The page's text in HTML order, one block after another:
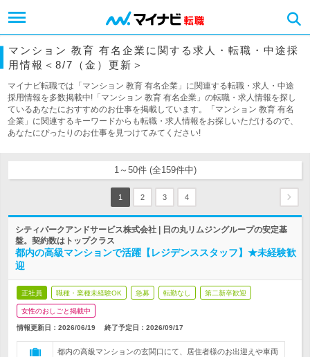
マンション 教育 有名企業に関する求人・転職・中途採
用情報＜8/7（金）更新＞
マイナビ転職では「マンション 教育 有名企業」に関連する転職・求人・中途
採用情報を多数掲載中!「マンション 教育 有名企業」の転職・求人情報を探し
ているあなたにおすすめのお仕事を掲載しています。「マンション 教育 有名
企業」に関連するキーワードからも転職・求人情報をお探しいただけるので、
あなたにぴったりのお仕事を見つけてみてください!
1～50件 (全159件中)
1 2 3 4
シティパークアンドサービス株式会社 | 日の丸リムジングループの安定基
盤。契約数はトップクラス
都内の高級マンションで活躍【レジデンススタッフ】★未経験歓
迎
正社員 職種・業種未経験OK 急募 転勤なし 第二新卒歓迎
女性のおしごと掲載中
情報更新日：2026/06/19 終了予定日： 2026/09/17
都内の高級マンションの玄関口にて、居住者様のお出迎えや車両